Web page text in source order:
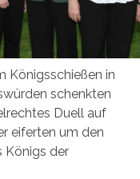
Königsschießen in
schenkten
Duell auf
eiferten um den
Königs der